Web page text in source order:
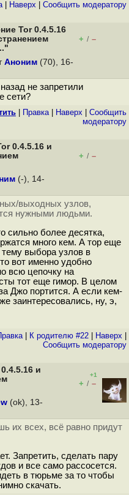
| Наверх Cообщить модератору
Tor 0.4.5.16
+ / –
Аноним (70), 16-
не запретили
сети?
Правка| Наверх
Cообщить
модератору
0.4.5.16 и
+ / –
(-), 14-
выходных узлов,
нужными людьми.
сильно более десятка,
много кем. А тор еще
тему выбора узлов в
вот именно удобно
всю цепочку на
тот еще гимор. В целом
Джо портится. А если кем-
заинтересовались, ну, э,
| К родителю #22 Наверх
Cообщить модератору
и
+1
+ / –
(ok), 13-
их всех, всё равно придут
Запретить, сделать пару
и все само рассосется.
в тюрьме за то чтобы
скачать.